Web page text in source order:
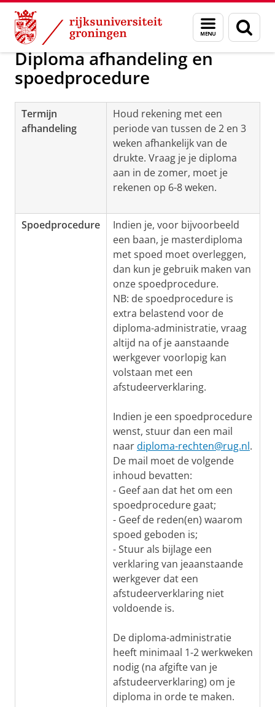
Skip
Content
Skip
Navigation
Menu
en
zoeken
Bachelor of master diploma
Diploma afhandeling en
spoedprocedure
Termijn
afhandeling
Houd rekening met een
periode van tussen de 2 en 3
weken afhankelijk van de
drukte. Vraag je je diploma
aan in de zomer, moet je
rekenen op 6-8 weken.
Spoedprocedure
Indien je, voor bijvoorbeeld
een baan, je masterdiploma
met spoed moet overleggen,
dan kun je gebruik maken van
onze spoedprocedure.
NB: de spoedprocedure is
extra belastend voor de
diploma-administratie, vraag
altijd na of je aanstaande
werkgever voorlopig kan
volstaan met een
afstudeerverklaring.
Indien je een spoedprocedure
wenst, stuur dan een mail
naardiploma-rechten@rug.nl.
De mail moet de volgende
inhoud bevatten:
- Geef aan dat het om een
spoedprocedure gaat;
- Geef de reden(en) waarom
spoed geboden is;
- Stuur als bijlage een
verklaring van jeaanstaande
werkgever dat een
afstudeerverklaring niet
voldoende is.
De diploma-administratie
heeft minimaal 1-2 werkweken
nodig (na afgifte van je
afstudeerverklaring) om je
diploma in orde te maken.